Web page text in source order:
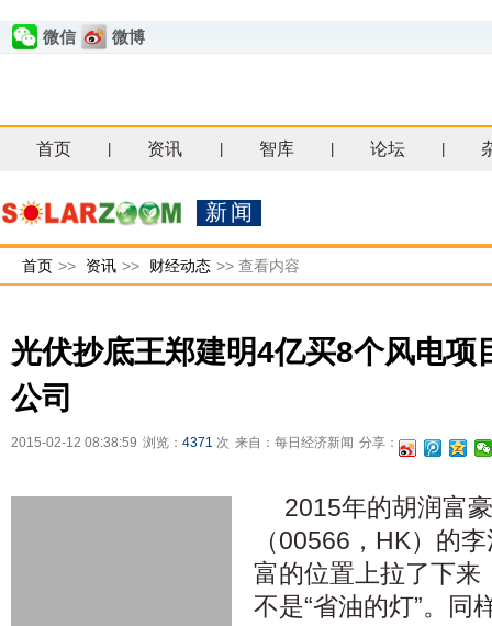
微信 微博
首页 资讯 智库 论坛
新闻
首页 >> 资讯 >> 财经动态 >> 查看内容
光伏抄底王郑建明4亿买8个风电项
公司
2015-02-12 08:38:59 浏览： 4371 次 来自：每日经济新闻 分享：
2015年的胡润富
（00566，HK）的
富的位置上拉了下来
不是“省油的灯”。同